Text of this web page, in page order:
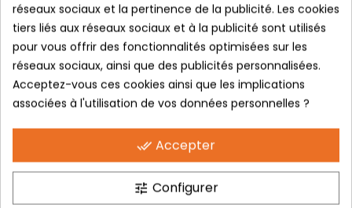
Votre panier est
actuellement vide.
Avant de procéder au paiement, vous devez ajouter certains
produits à votre panier.
Continuer Mes Achats
réseaux sociaux et la pertinence de la publicité. Les cookies
tiers liés aux réseaux sociaux et à la publicité sont utilisés
pour vous offrir des fonctionnalités optimisées sur les
réseaux sociaux, ainsi que des publicités personnalisées.
Acceptez-vous ces cookies ainsi que les implications
associées à l'utilisation de vos données personnelles ?
done_all Accepter
tune Configurer